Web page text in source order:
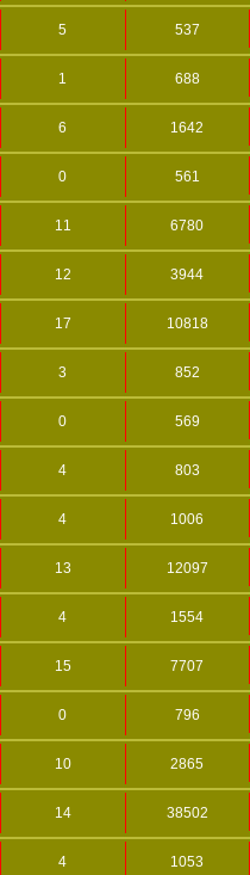
5 537
1 688
6 1642
0 561
11 6780
12 3944
17 10818
3 852
0 569
4 803
4 1006
13 12097
4 1554
15 7707
0 796
10 2865
14 38502
4 1053